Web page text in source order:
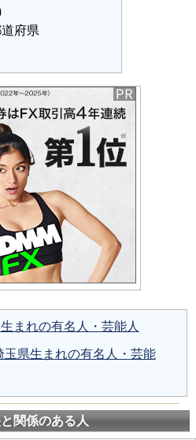
府県
まれの有名人・芸能人
玉県生まれの有名人・芸能
関係のある人